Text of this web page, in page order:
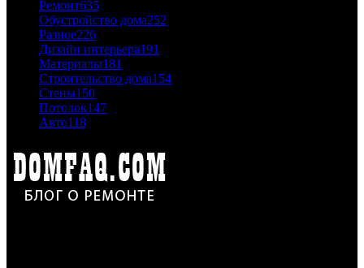
Ремонт635
Обустройство дома252
Разное226
Дизайн интерьера191
Материалы181
Строительство дома154
Стены150
Потолок147
Авто118